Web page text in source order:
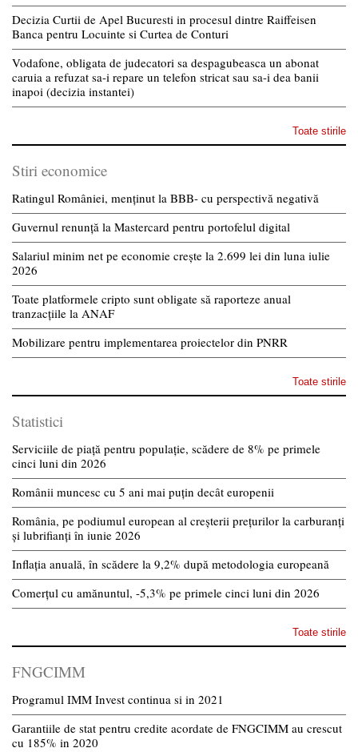
Decizia Curtii de Apel Bucuresti in procesul dintre Raiffeisen
Banca pentru Locuinte si Curtea de Conturi
Vodafone, obligata de judecatori sa despagubeasca un abonat
caruia a refuzat sa-i repare un telefon stricat sau sa-i dea banii
inapoi (decizia instantei)
Toate stirile
Stiri economice
Ratingul României, menținut la BBB- cu perspectivă negativă
Guvernul renunță la Mastercard pentru portofelul digital
Salariul minim net pe economie crește la 2.699 lei din luna iulie
2026
Toate platformele cripto sunt obligate să raporteze anual
tranzacțiile la ANAF
Mobilizare pentru implementarea proiectelor din PNRR
Toate stirile
Statistici
Serviciile de piață pentru populație, scădere de 8% pe primele
cinci luni din 2026
Românii muncesc cu 5 ani mai puțin decât europenii
România, pe podiumul european al creșterii prețurilor la carburanți
și lubrifianți în iunie 2026
Inflația anuală, în scădere la 9,2% după metodologia europeană
Comerțul cu amănuntul, -5,3% pe primele cinci luni din 2026
Toate stirile
FNGCIMM
Programul IMM Invest continua si in 2021
Garantiile de stat pentru credite acordate de FNGCIMM au crescut
cu 185% in 2020